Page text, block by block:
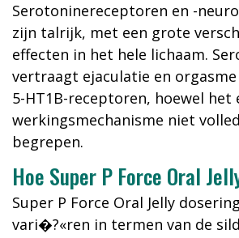
Serotoninereceptoren en -
zijn talrijk, met een grote
effecten in het hele lichaam.
vertraagt ejaculatie en orgasme
5-HT1B-receptoren, hoewel het
werkingsmechanisme niet
begrepen.
Hoe Super P Force Oral
Super P Force Oral Jelly
vari�?«ren in termen van de